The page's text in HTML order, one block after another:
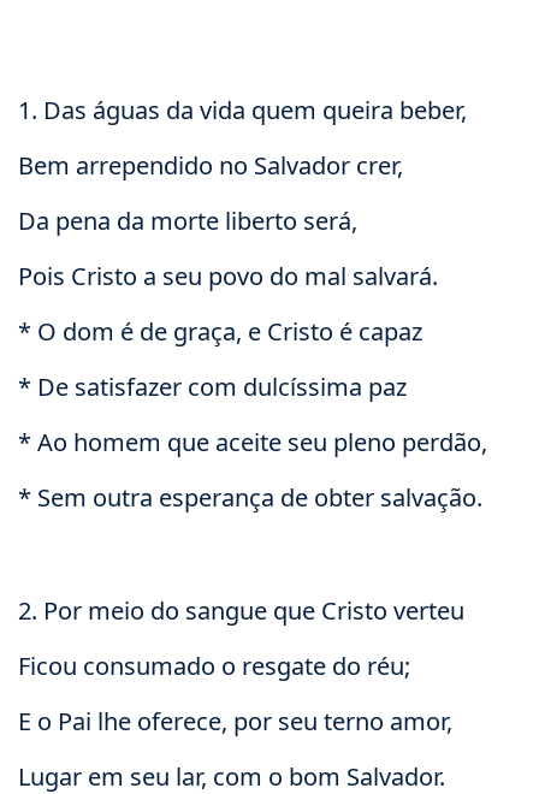
1. Das águas da vida quem queira beber,
Bem arrependido no Salvador crer,
Da pena da morte liberto será,
Pois Cristo a seu povo do mal salvará.
* O dom é de graça, e Cristo é capaz
* De satisfazer com dulcíssima paz
* Ao homem que aceite seu pleno perdão,
* Sem outra esperança de obter salvação.
2. Por meio do sangue que Cristo verteu
Ficou consumado o resgate do réu;
E o Pai lhe oferece, por seu terno amor,
Lugar em seu lar, com o bom Salvador.